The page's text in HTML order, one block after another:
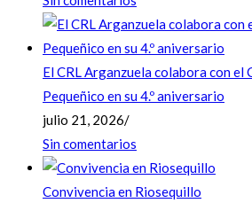
El CRL Arganzuela colabora con el
Pequeñico en su 4.º aniversario
julio 21, 2026/
Sin comentarios
Convivencia en Riosequillo